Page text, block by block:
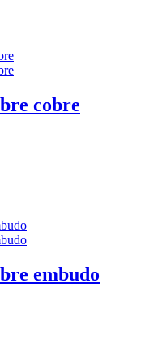
cobre
embudo